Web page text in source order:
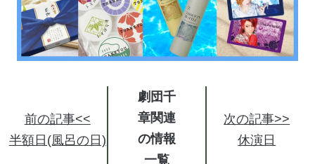
前の記事<<
半額日(風呂の日)
劇団千
章関連
の情報
次の記事>>
休演日